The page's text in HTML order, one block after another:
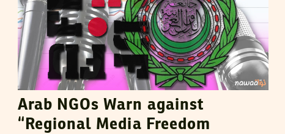
Arab NGOs Warn against
“Regional Media Freedom